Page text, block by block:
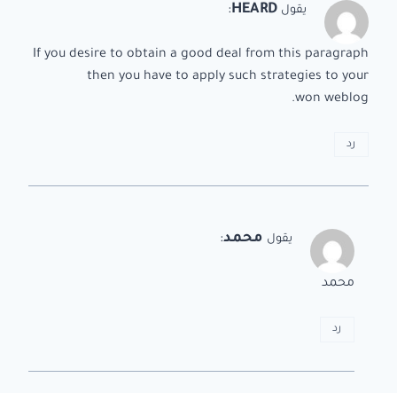
يقول HEARD
:
If you desire to obtain a good deal from this paragraph
then you have to apply such strategies to your
won weblog.
رد
يقول محمد:
محمد
رد